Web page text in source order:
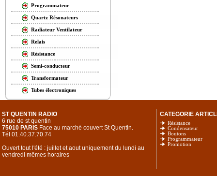
Programmateur
Quartz Résonateurs
Radiateur Ventilateur
Relais
Résistance
Semi-conducteur
Transformateur
Tubes électroniques
ST QUENTIN RADIO
6 rue de st quentin
75010 PARIS Face au marché couvert St Quentin.
Tél 01.40.37.70.74
Ouvert tout l'été : juillet et aout uniquement du lundi au
vendredi mêmes horaires
CATEGORIE
Résistance
Condensateur
Boutons
Programmateur
Promotion